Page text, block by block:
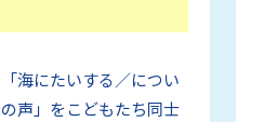
海にたいする／につい
声」をこどもたち同士